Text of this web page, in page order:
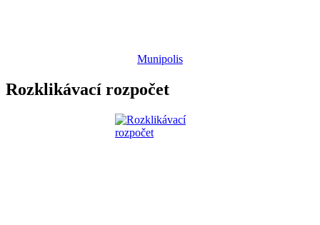
Munipolis
Rozklikávací rozpočet